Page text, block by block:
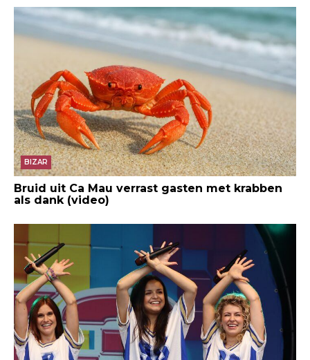
BIZAR
Bruid uit Ca Mau verrast gasten met krabben
als dank (video)